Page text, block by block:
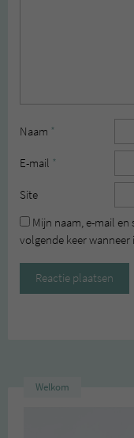
Naam *
E-mail *
Site
Mijn naam, e-mail
volgende keer wanneer
Welkom